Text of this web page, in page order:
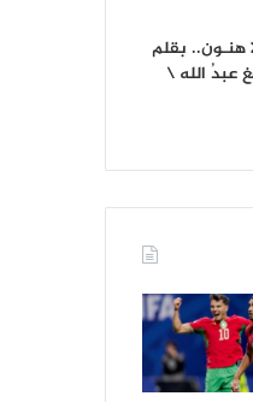
هنـون.. بقلم
عبدُ الله \